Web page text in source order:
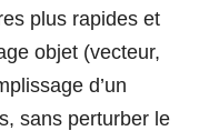
plus rapides et
objet (vecteur,
d’un
sans perturber le